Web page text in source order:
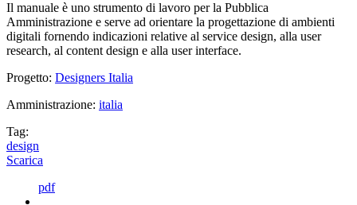
Il manuale è uno strumento di lavoro per la Pubblica
Amministrazione e serve ad orientare la progettazione di ambienti
digitali fornendo indicazioni relative al service design, alla user
research, al content design e alla user interface.
Progetto: Designers Italia
Amministrazione: italia
Tag:
design
Scarica
pdf